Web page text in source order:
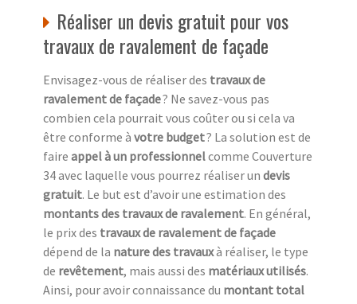
Réaliser un devis gratuit pour vos
travaux de ravalement de façade
Envisagez-vous de réaliser des travaux de
ravalement de façade? Ne savez-vous pas
combien cela pourrait vous coûter ou si cela va
être conforme à votre budget? La solution est de
faire appel à un professionnelcomme Couverture
34 avec laquelle vous pourrez réaliser un devis
gratuit. Le but est d’avoir une estimation des
montants des travaux de ravalement. En général,
le prix des travaux de ravalement de façade
dépend de la nature des travauxà réaliser, le type
de revêtement, mais aussi des matériaux utilisés.
Ainsi, pour avoir connaissance du montant total